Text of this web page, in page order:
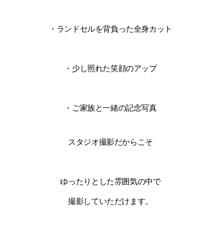
・ランドセルを背負った全身カット
・少し照れた笑顔のアップ
・ご家族と一緒の記念写真
スタジオ撮影だからこそ
ゆったりとした雰囲気の中で
撮影していただけます。